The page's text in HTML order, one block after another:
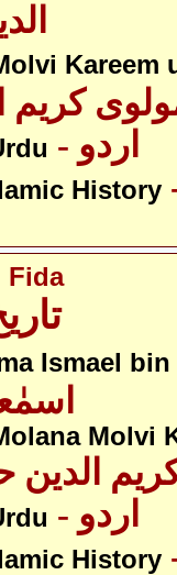
Kareem
کریم
- اردو
History
Fida
Ismael
Molvi
کریم
- اردو
History